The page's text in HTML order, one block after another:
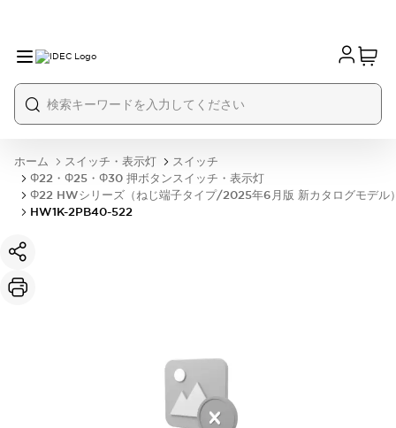
ホーム スイッチ・表示灯
スイッチ
Φ22・Φ25・Φ30 押ボタンスイッチ・表示灯
Φ22 HWシリーズ（ねじ端子タイプ/2025年6月版 新カタログモデル
HW1K-2PB40-522